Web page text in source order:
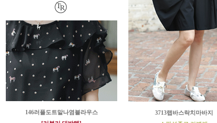
146러플도트말나염블라우스
3713랩바스락치마바지